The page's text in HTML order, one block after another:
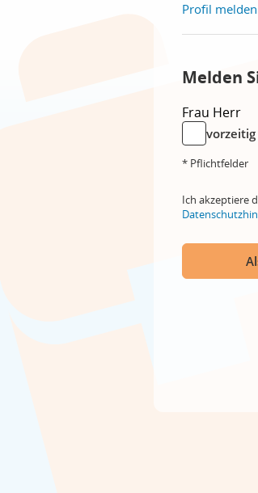
Profil melden
Melden
Frau Herr
vorzeitig
* Pflichtfelder
Ich akzeptiere